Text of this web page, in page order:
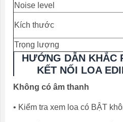
Noise level
Kích thước
Trọng lượng
HƯỚNG DẪN KHẮC
KẾT NỐI LOA
Không có âm thanh
• Kiểm tra xem loa có BẬT